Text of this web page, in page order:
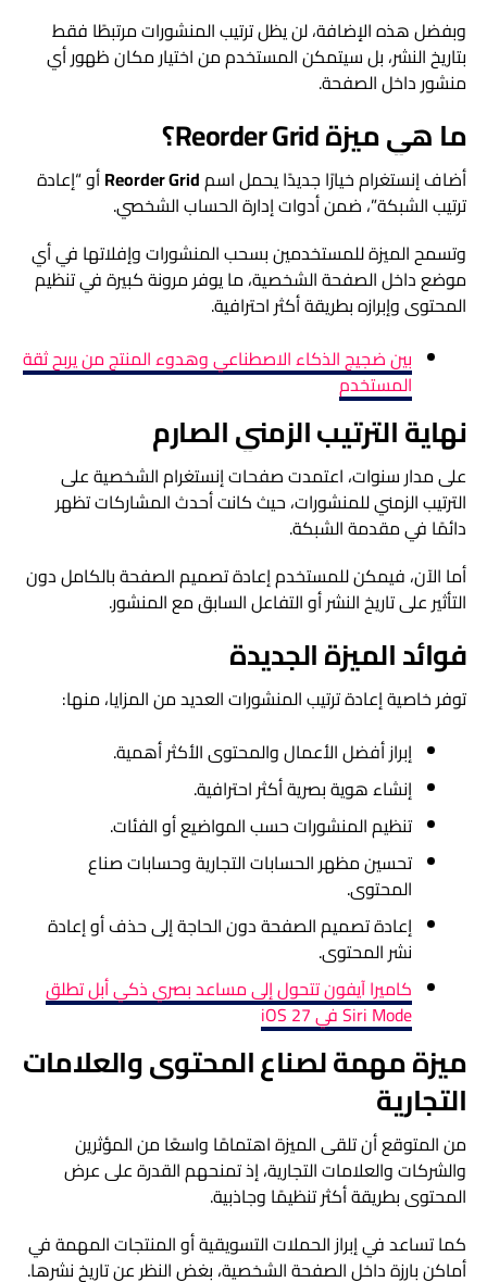
وبفضل هذه الإضافة، لن يظل ترتيب المنشورات مرتبطًا فقط
بتاريخ النشر، بل سيتمكن المستخدم من اختيار مكان ظهور أي
منشور داخل الصفحة.
ما هي ميزة Reorder Grid؟
أضاف إنستغرام خيارًا جديدًا يحمل اسمReorder Gridأو “إعادة
ترتيب الشبكة”، ضمن أدوات إدارة الحساب الشخصي.
وتسمح الميزة للمستخدمين بسحب المنشورات وإفلاتها في أي
موضع داخل الصفحة الشخصية، ما يوفر مرونة كبيرة في تنظيم
المحتوى وإبرازه بطريقة أكثر احترافية.
بين ضجيج الذكاء الاصطناعي وهدوء المنتج من يربح ثقة
المستخدم
نهاية الترتيب الزمني الصارم
على مدار سنوات، اعتمدت صفحات إنستغرام الشخصية على
الترتيب الزمني للمنشورات، حيث كانت أحدث المشاركات تظهر
دائمًا في مقدمة الشبكة.
أما الآن، فيمكن للمستخدم إعادة تصميم الصفحة بالكامل دون
التأثير على تاريخ النشر أو التفاعل السابق مع المنشور.
فوائد الميزة الجديدة
توفر خاصية إعادة ترتيب المنشورات العديد من المزايا، منها:
إبراز أفضل الأعمال والمحتوى الأكثر أهمية.
إنشاء هوية بصرية أكثر احترافية.
تنظيم المنشورات حسب المواضيع أو الفئات.
تحسين مظهر الحسابات التجارية وحسابات صناع
المحتوى.
إعادة تصميم الصفحة دون الحاجة إلى حذف أو إعادة
نشر المحتوى.
كاميرا آيفون تتحول إلى مساعد بصري ذكي أبل تطلق
Siri Mode في iOS 27
ميزة مهمة لصناع المحتوى والعلامات
التجارية
من المتوقع أن تلقى الميزة اهتمامًا واسعًا من المؤثرين
والشركات والعلامات التجارية، إذ تمنحهم القدرة على عرض
المحتوى بطريقة أكثر تنظيمًا وجاذبية.
كما تساعد في إبراز الحملات التسويقية أو المنتجات المهمة في
أماكن بارزة داخل الصفحة الشخصية، بغض النظر عن تاريخ نشرها.